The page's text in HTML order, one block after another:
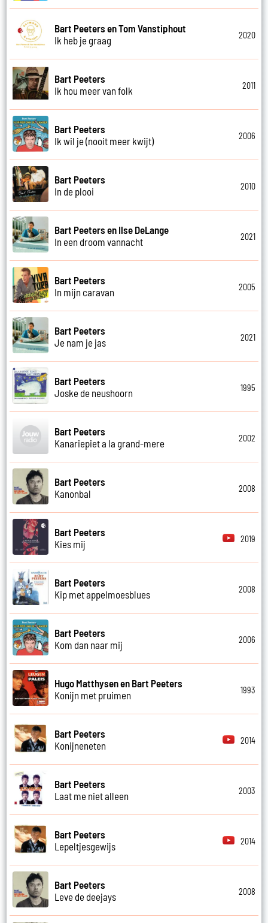
Bart Peeters en Tom Vanstiphout
Ik heb je graag
2020
Bart Peeters
Ik hou meer van folk
2011
Bart Peeters
Ik wil je (nooit meer kwijt)
2006
Bart Peeters
In de plooi
2010
Bart Peeters en Ilse DeLange
In een droom vannacht
2021
Bart Peeters
In mijn caravan
2005
Bart Peeters
Je nam je jas
2021
Bart Peeters
Joske de neushoorn
1995
Bart Peeters
Kanariepiet a la grand-mere
2002
Bart Peeters
Kanonbal
2008
Bart Peeters
Kies mij
2019
Bart Peeters
Kip met appelmoesblues
2008
Bart Peeters
Kom dan naar mij
2006
Hugo Matthysen en Bart Peeters
Konijn met pruimen
1993
Bart Peeters
Konijneneten
2014
Bart Peeters
Laat me niet alleen
2003
Bart Peeters
Lepeltjesgewijs
2014
Bart Peeters
Leve de deejays
2008